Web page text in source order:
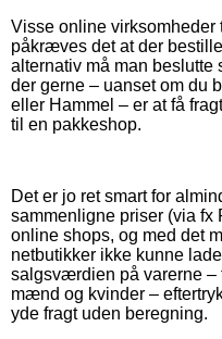
Visse online virksomheder
påkræves det at der
alternativ må man beslutte
der gerne – uanset om du
eller Hammel – er at få
til en pakkeshop.
Det er jo ret smart for
sammenligne priser (via fx
online shops, og med det
netbutikker ikke kunne
salgsværdien på varerne –
mænd og kvinder –
yde fragt uden beregning.